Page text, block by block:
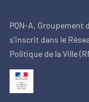
PQN-A, Groupement
s'inscrit dans le
Politique de la Ville